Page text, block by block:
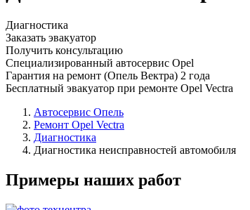
Диагностика
Заказать эвакуатор
Получить консультацию
Специализированный автосервис Opel
Гарантия на ремонт (Опель Вектра) 2 года
Бесплатный эвакуатор при ремонте Opel Vectra
Автосервис Опель
Ремонт Opel Vectra
Диагностика
Диагностика неисправностей автомобиля
Примеры наших работ